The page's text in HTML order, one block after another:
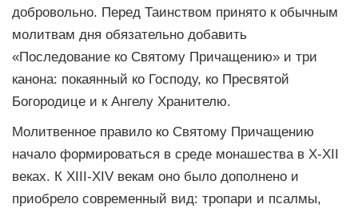
добровольно. Перед Таинством принято к обычным
молитвам дня обязательно добавить
«Последование ко Святому Причащению» и три
канона: покаянный ко Господу, ко Пресвятой
Богородице и к Ангелу Хранителю.
Молитвенное правило ко Святому Причащению
начало формироваться в среде монашества в X-XII
веках. К XIII-XIV векам оно было дополнено и
приобрело современный вид: тропари и псалмы,